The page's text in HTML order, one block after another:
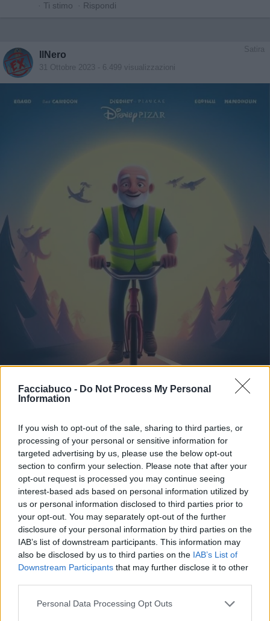
Facciabuco - Do Not Process My Personal
Information
If you wish to opt-out of the sale, sharing to third parties, or
processing of your personal or sensitive information for
targeted advertising by us, please use the below opt-out
section to confirm your selection. Please note that after your
opt-out request is processed you may continue seeing
interest-based ads based on personal information utilized by
us or personal information disclosed to third parties prior to
your opt-out. You may separately opt-out of the further
disclosure of your personal information by third parties on the
IAB’s list of downstream participants. This information may
also be disclosed by us to third parties on the IAB’s List of
Downstream Participants that may further disclose it to other
Personal Data Processing Opt Outs
· Ti stimo · Rispondi
Satira
IlNero
31 Ottobre 2023 - 6.499 visualizzazioni
Stime: 3
Ti stimo fratello
Link
Salva